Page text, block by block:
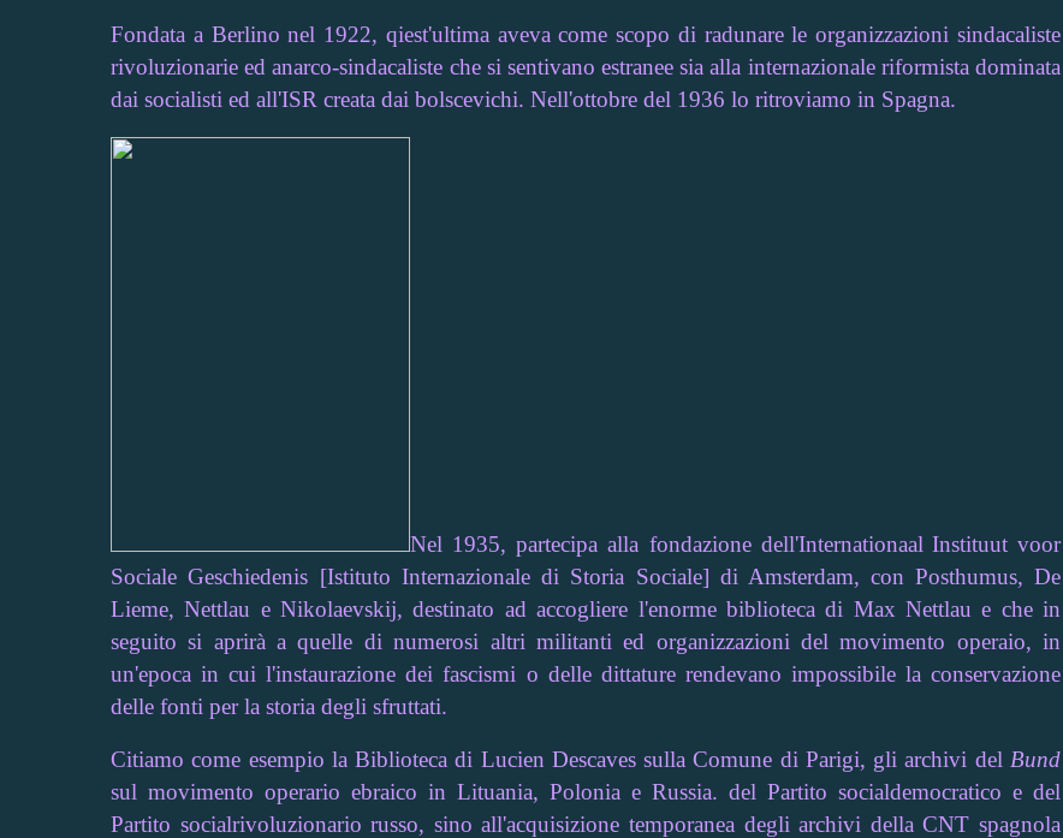
Fondata a Berlino nel 1922, qiest'ultima aveva come scopo di radunare le organizzazioni sindacaliste
rivoluzionarie ed anarco-sindacaliste che si sentivano estranee sia alla internazionale riformista dominata
dai socialisti ed all'ISR creata dai bolscevichi. Nell'ottobre del 1936 lo ritroviamo in Spagna.
Nel 1935, partecipa alla fondazione dell'Internationaal Instituut voor
Sociale Geschiedenis [Istituto Internazionale di Storia Sociale] di Amsterdam, con Posthumus, De
Lieme, Nettlau e Nikolaevskij, destinato ad accogliere l'enorme biblioteca di Max Nettlau e che in
seguito si aprirà a quelle di numerosi altri militanti ed organizzazioni del movimento operaio, in
un'epoca in cui l'instaurazione dei fascismi o delle dittature rendevano impossibile la conservazione
delle fonti per la storia degli sfruttati.
Citiamo come esempio la Biblioteca di Lucien Descaves sulla Comune di Parigi, gli archivi del Bund
sul movimento operario ebraico in Lituania, Polonia e Russia. del Partito socialdemocratico e del
Partito socialrivoluzionario russo, sino all'acquisizione temporanea degli archivi della CNT spagnola